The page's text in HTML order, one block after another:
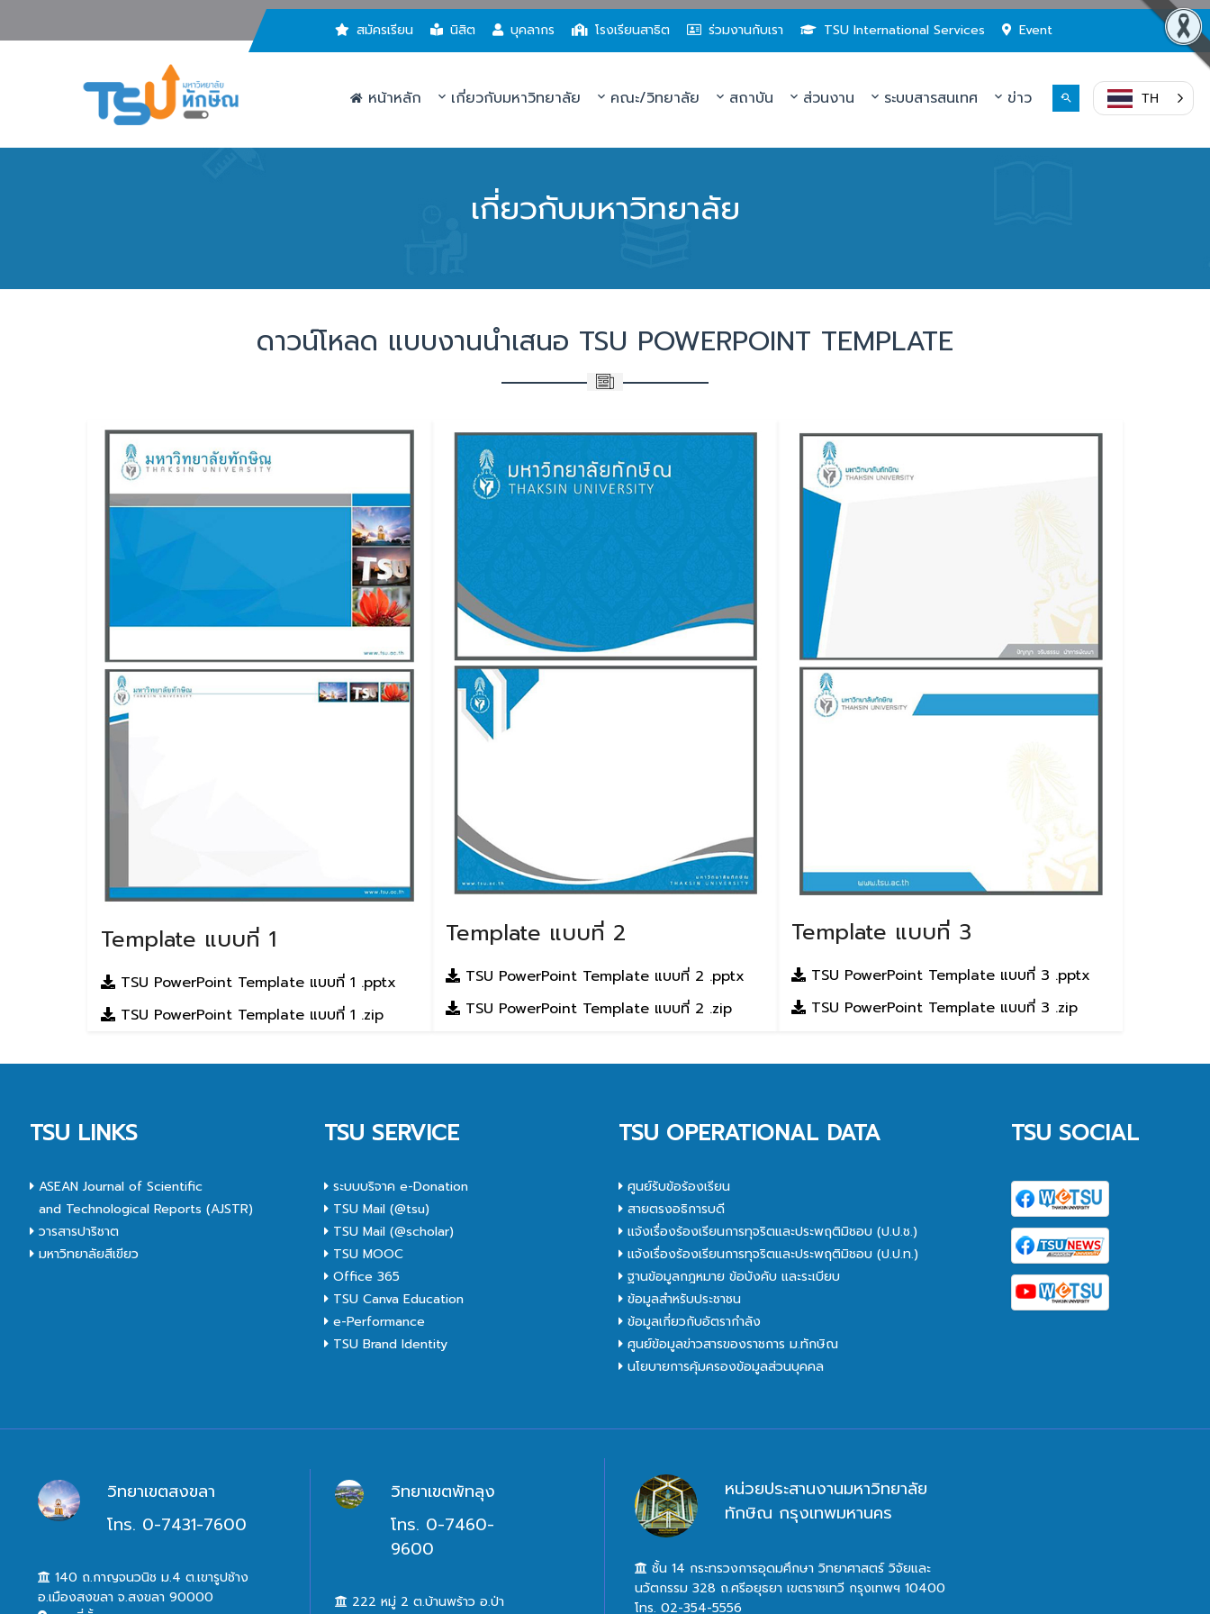
สมัครเรียน นิสิต บุคลากร โรงเรียนสาธิต ร่วมงานกับเรา TSU International Services Event
หน้าหลัก เกี่ยวกับมหาวิทยาลัย คณะ/วิทยาลัย สถาบัน ส่วนงาน ระบบสารสนเทศ ข่าว TH
เกี่ยวกับมหาวิทยาลัย
ดาวน์โหลด แบบงานนำเสนอ TSU POWERPOINT TEMPLATE
Template แบบที่ 1
TSU PowerPoint Template แบบที่ 1 .pptx
TSU PowerPoint Template แบบที่ 1 .zip
Template แบบที่ 2
TSU PowerPoint Template แบบที่ 2 .pptx
TSU PowerPoint Template แบบที่ 2 .zip
Template แบบที่ 3
TSU PowerPoint Template แบบที่ 3 .pptx
TSU PowerPoint Template แบบที่ 3 .zip
TSU LINKS
ASEAN Journal of Scientific
and Technological Reports (AJSTR)
วารสารปาริชาต
มหาวิทยาลัยสีเขียว
TSU SERVICE
ระบบบริจาค e-Donation
TSU Mail (@tsu)
TSU Mail (@scholar)
TSU MOOC
Office 365
TSU Canva Education
e-Performance
TSU Brand Identity
TSU OPERATIONAL DATA
ศูนย์รับข้อร้องเรียน
สายตรงอธิการบดี
แจ้งเรื่องร้องเรียนการทุจริตและประพฤติมิชอบ (ป.ป.ช.)
แจ้งเรื่องร้องเรียนการทุจริตและประพฤติมิชอบ (ป.ป.ท.)
ฐานข้อมูลกฎหมาย ข้อบังคับ และระเบียบ
ข้อมูลสำหรับประชาชน
ข้อมูลเกี่ยวกับอัตรากำลัง
ศูนย์ข้อมูลข่าวสารของราชการ ม.ทักษิณ
นโยบายการคุ้มครองข้อมูลส่วนบุคคล
TSU SOCIAL
วิทยาเขตสงขลา
โทร. 0-7431-7600
140 ถ.กาญจนวนิช ม.4 ต.เขารูปช้าง
อ.เมืองสงขลา จ.สงขลา 90000
วิทยาเขตพัทลุง
โทร. 0-7460-
9600
222 หมู่ 2 ต.บ้านพร้าว อ.ป่า
หน่วยประสานงานมหาวิทยาลัย
ทักษิณ กรุงเทพมหานคร
ชั้น 14 กระทรวงการอุดมศึกษา วิทยาศาสตร์ วิจัยและ
นวัตกรรม 328 ถ.ศรีอยุธยา เขตราชเทวี กรุงเทพฯ 10400
โทร. 02-354-5556